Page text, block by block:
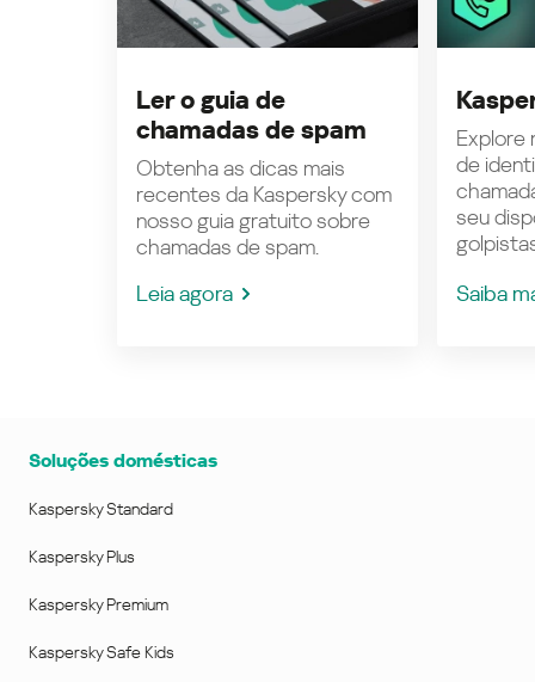
Ler o guia de
chamadas de spam
Obtenha as dicas mais
recentes da Kaspersky com
nosso guia gratuito sobre
chamadas de spam.
Leia agora
Explore
de
seu
Saiba
Soluções domésticas
Kaspersky Standard
Kaspersky Plus
Kaspersky Premium
Kaspersky Safe Kids